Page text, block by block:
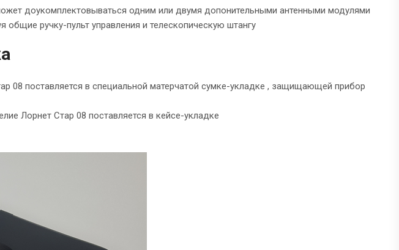
доукомплектовываться одним или двумя допонительными антенными модулями
ручку-пульт управления и телескопическую штангу
08 поставляется в специальной матерчатой сумке-укладке , защищающей прибор
Лорнет Стар 08 поставляется в кейсе-укладке